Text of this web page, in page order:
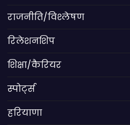
राजनीति/विश्लेषण
रिलेशनशिप
शिक्षा/कैरियर
स्पोर्ट्स
हरियाणा